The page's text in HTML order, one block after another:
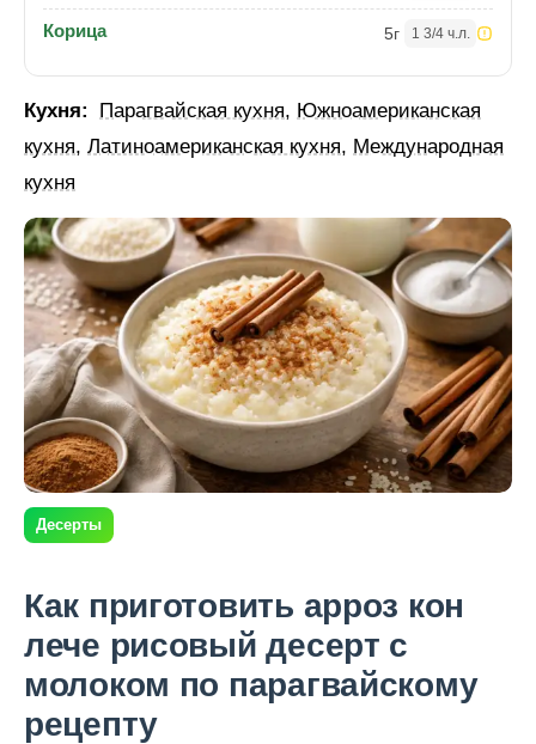
Корица 5г 1 3/4 ч.л.
Кухня: Парагвайская кухня, Южноамериканская
кухня, Латиноамериканская кухня, Международная
кухня
Десерты
Как приготовить арроз кон
лече рисовый десерт с
молоком по парагвайскому
рецепту